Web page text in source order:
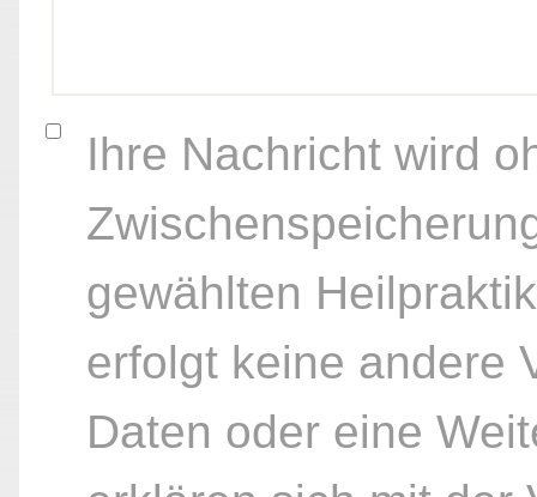
Ihre Nachricht wird
gewählten
erfolgt keine andere
Daten oder eine